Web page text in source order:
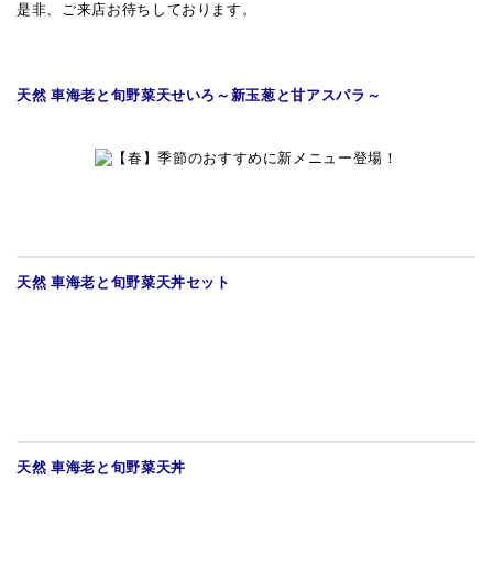
是非、ご来店お待ちしております。
天然 車海老と旬野菜天せいろ ～ 新玉葱と甘アスパラ ～
天然 車海老と旬野菜天丼セット
天然 車海老と旬野菜天丼